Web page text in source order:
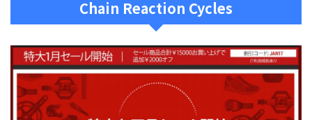
Chain Reaction Cycles